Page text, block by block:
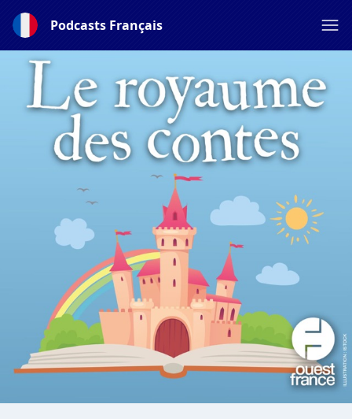
Podcasts Français